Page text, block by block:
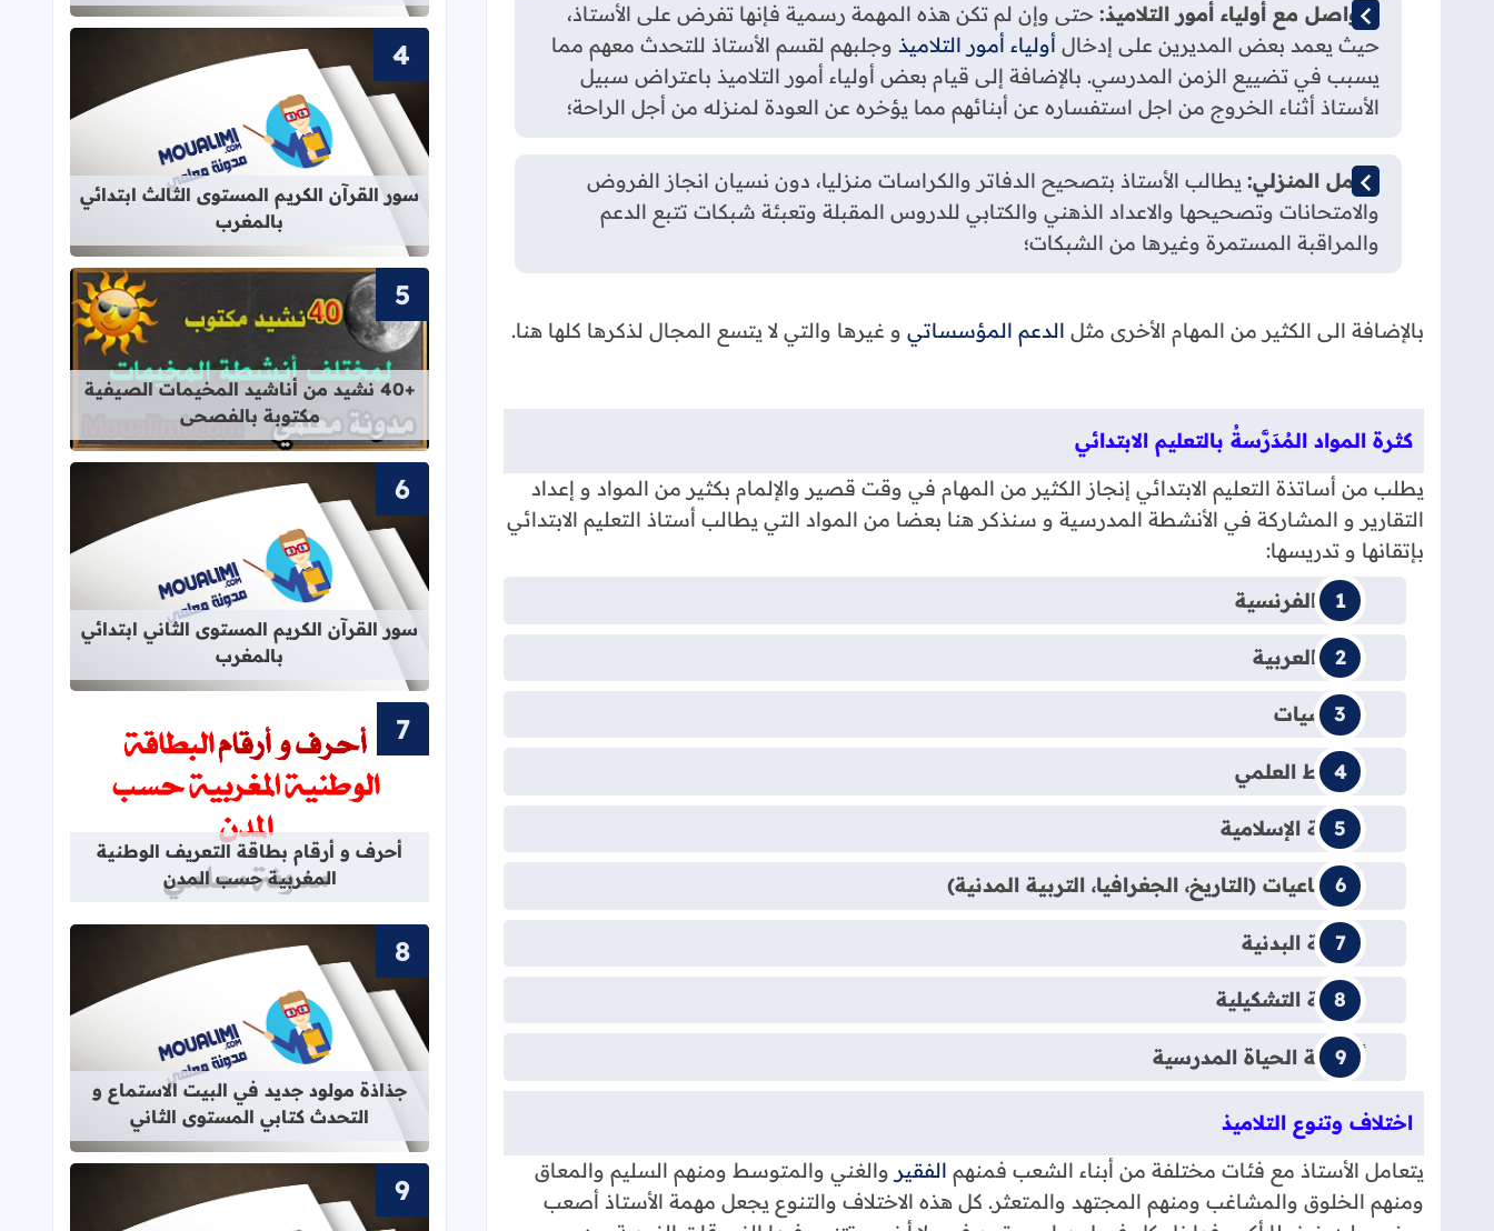
التواصل مع أولياء أمور التلاميذ: حتى وإن لم تكن هذه المهمة رسمية فإنها تفرض على الأستاذ،
حيث يعمد بعض المديرين على إدخال أولياء أمور التلاميذ وجلبهم لقسم الأستاذ للتحدث معهم مما
يسبب في تضييع الزمن المدرسي. بالإضافة إلى قيام بعض أولياء أمور التلاميذ باعتراض سبيل
الأستاذ أثناء الخروج من اجل استفساره عن أبنائهم مما يؤخره عن العودة لمنزله من أجل الراحة؛
العمل المنزلي: يطالب الأستاذ بتصحيح الدفاتر والكراسات منزليا، دون نسيان انجاز الفروض
والامتحانات وتصحيحها والاعداد الذهني والكتابي للدروس المقبلة وتعبئة شبكات تتبع الدعم
والمراقبة المستمرة وغيرها من الشبكات؛
بالإضافة الى الكثير من المهام الأخرى مثل الدعم المؤسساتي و غيرها والتي لا يتسع المجال لذكرها كلها هنا.
كثرة المواد المُدَرَّسةُ بالتعليم الابتدائي
يطلب من أساتذة التعليم الابتدائي إنجاز الكثير من المهام في وقت قصير والإلمام بكثير من المواد و إعداد
التقارير و المشاركة في الأنشطة المدرسية و سنذكر هنا بعضا من المواد التي يطالب أستاذ التعليم الابتدائي
بإتقانها و تدريسها:
اللغة الفرنسية
اللغة العربية
الرياضيات
النشاط العلمي
التربية الإسلامية
الاجتماعيات (التاريخ، الجغرافيا، التربية المدنية)
التربية البدنية
التربية التشكيلية
أنشطة الحياة المدرسية
اختلاف وتنوع التلاميذ
يتعامل الأستاذ مع فئات مختلفة من أبناء الشعب فمنهم الفقير والغني والمتوسط ومنهم السليم والمعاق
ومنهم الخلوق والمشاغب ومنهم المجتهد والمتعثر. كل هذه الاختلاف والتنوع يجعل مهمة الأستاذ أصعب
قراءة المزيد عن سور القرآن الكريم
سور القرآن الكريم المستوى الثالث ابتدائي
بالمغرب
قراءة المزيد عن +40 نشيد من أناشيد المخيمات الصيفية مكتوبة بالفصحى
+40 نشيد من أناشيد المخيمات الصيفية
مكتوبة بالفصحى
قراءة المزيد عن سور القرآن الكريم
سور القرآن الكريم المستوى الثاني ابتدائي
بالمغرب
قراءة المزيد عن أحرف و أرقام
أحرف و أرقام بطاقة التعريف الوطنية
المغربية حسب المدن
قراءة المزيد عن جذاذة مولود جديد
جذاذة مولود جديد في البيت الاستماع و
التحدث كتابي المستوى الثاني